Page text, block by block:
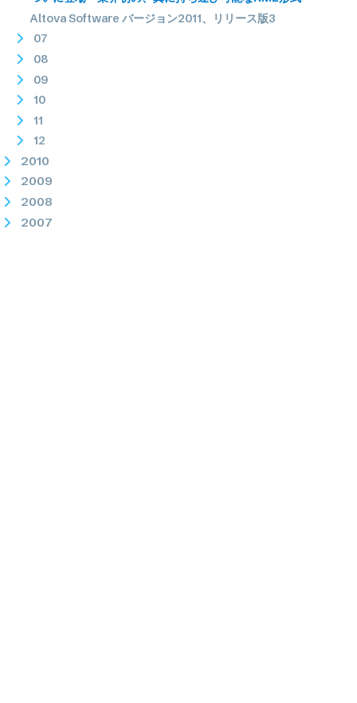
Altova Software バージョン2011、リリース版3
07
08
09
10
11
12
2010
2009
2008
2007